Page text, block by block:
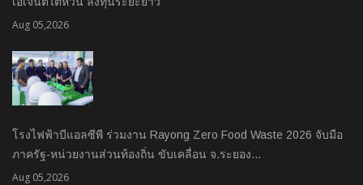
Aug 05,2026
โรงไฟฟ้าบีแอลซีพี ร่วมงาน Rayong Zero Food Waste 2026 จับมือ
ภาครัฐ-หน่วยงานส่วนท้องถิ่น ขับเคลื่อน จ.ระยอง…
Aug 05,2026